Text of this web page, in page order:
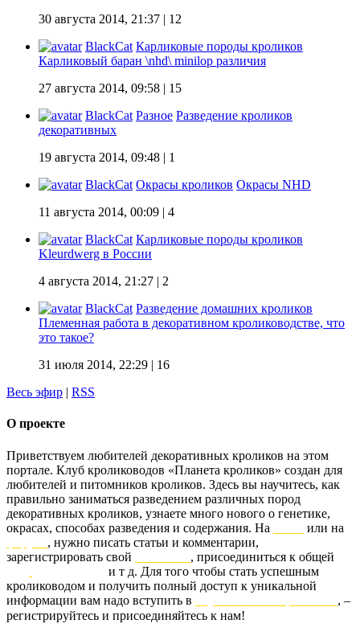
30 августа 2014, 21:37 | 12
BlackCat Карликовые породы кроликов
Карликовый баран \nhd\ minilop различия
27 августа 2014, 09:58 | 15
BlackCat Разное Разведение кроликов
декоративных
19 августа 2014, 09:48 | 1
BlackCat Окрасы кроликов Окрасы NHD
11 августа 2014, 00:09 | 4
BlackCat Карликовые породы кроликов
Kleurdwerg в России
4 августа 2014, 21:27 | 2
BlackCat Разведение домашних кроликов
Племенная работа в декоративном кролиководстве, что
это такое?
31 июля 2014, 22:29 | 16
Весь эфир | RSS
О проекте
Приветствуем любителей декоративных кроликов на этом
портале. Клуб кролиководов «Планета кроликов» создан для
любителей и питомников кроликов. Здесь вы научитесь, как
правильно заниматься разведением различных пород
декоративных кроликов, узнаете много нового о генетике,
окрасах, способах разведения и содержания. На
или на
, нужно писать статьи и комментарии,
зарегистрировать свой
, присоединиться к общей
и т д. Для того чтобы стать успешным
кролиководом и получить полный доступ к уникальной
информации вам надо вступить в
, –
регистрируйтесь и присоединяйтесь к нам!